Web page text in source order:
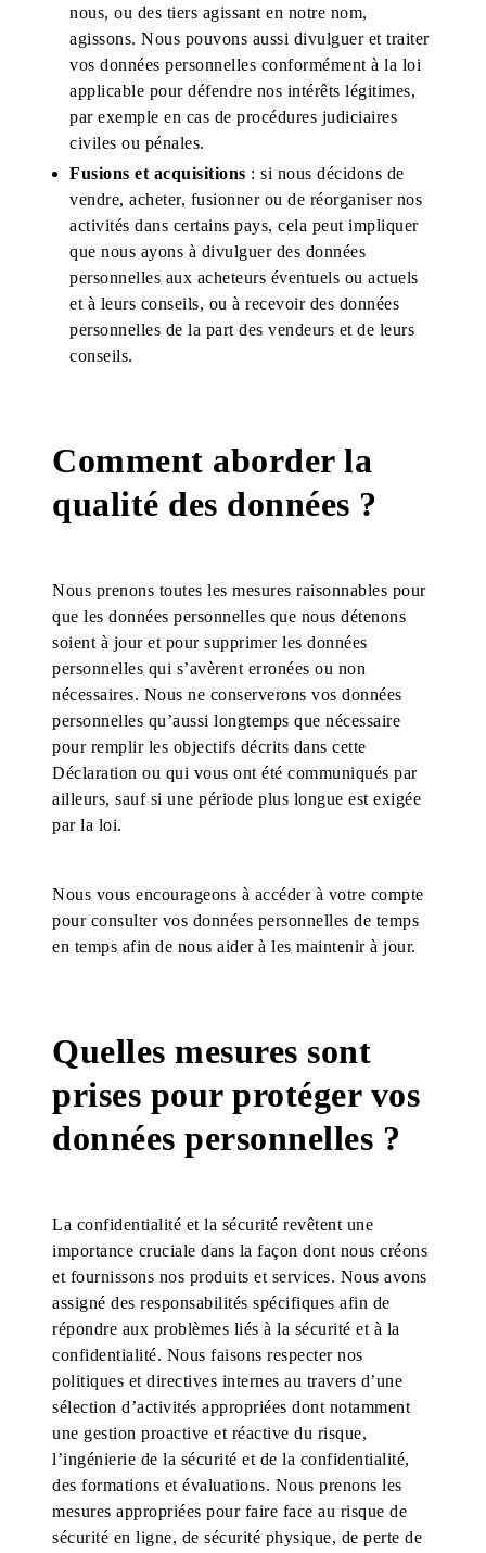
nous, ou des tiers agissant en notre nom,
agissons. Nous pouvons aussi divulguer et traiter
vos données personnelles conformément à la loi
applicable pour défendre nos intérêts légitimes,
par exemple en cas de procédures judiciaires
civiles ou pénales.
Fusions et acquisitions : si nous décidons de
vendre, acheter, fusionner ou de réorganiser nos
activités dans certains pays, cela peut impliquer
que nous ayons à divulguer des données
personnelles aux acheteurs éventuels ou actuels
et à leurs conseils, ou à recevoir des données
personnelles de la part des vendeurs et de leurs
conseils.
Comment aborder la
qualité des données ?
Nous prenons toutes les mesures raisonnables pour
que les données personnelles que nous détenons
soient à jour et pour supprimer les données
personnelles qui s’avèrent erronées ou non
nécessaires. Nous ne conserverons vos données
personnelles qu’aussi longtemps que nécessaire
pour remplir les objectifs décrits dans cette
Déclaration ou qui vous ont été communiqués par
ailleurs, sauf si une période plus longue est exigée
par la loi.
Nous vous encourageons à accéder à votre compte
pour consulter vos données personnelles de temps
en temps afin de nous aider à les maintenir à jour.
Quelles mesures sont
prises pour protéger vos
données personnelles ?
La confidentialité et la sécurité revêtent une
importance cruciale dans la façon dont nous créons
et fournissons nos produits et services. Nous avons
assigné des responsabilités spécifiques afin de
répondre aux problèmes liés à la sécurité et à la
confidentialité. Nous faisons respecter nos
politiques et directives internes au travers d’une
sélection d’activités appropriées dont notamment
une gestion proactive et réactive du risque,
l’ingénierie de la sécurité et de la confidentialité,
des formations et évaluations. Nous prenons les
mesures appropriées pour faire face au risque de
sécurité en ligne, de sécurité physique, de perte de